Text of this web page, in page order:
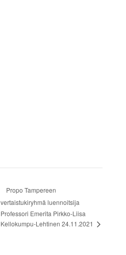
Propo Tampereen
vertaistukiryhmä luennoitsija
Professori Emerita Pirkko-Liisa
Kellokumpu-Lehtinen 24.11.2021